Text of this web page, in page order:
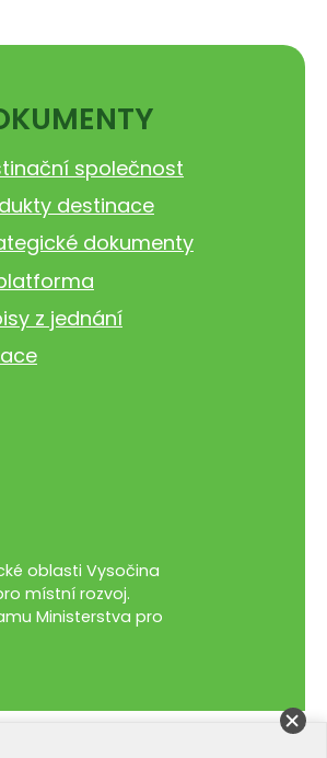
společnost
destinace
dokumenty
z jednání
oblasti Vysočina
místní rozvoj.
Ministerstva pro